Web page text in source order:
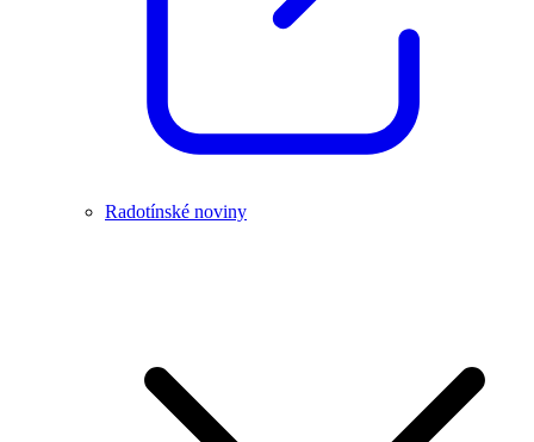
Radotínské noviny